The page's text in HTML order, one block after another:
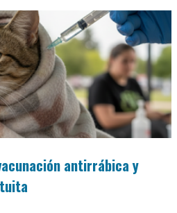
antirrábica y